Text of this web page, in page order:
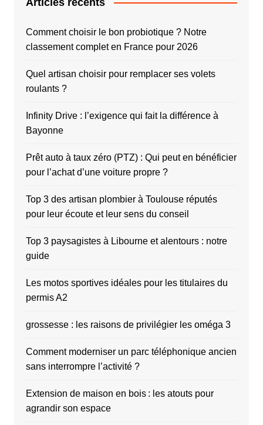
Comment choisir le bon probiotique ? Notre
classement complet en France pour 2026
Quel artisan choisir pour remplacer ses volets
roulants ?
Infinity Drive : l’exigence qui fait la différence à
Bayonne
Prêt auto à taux zéro (PTZ) : Qui peut en bénéficier
pour l’achat d’une voiture propre ?
Top 3 des artisan plombier à Toulouse réputés
pour leur écoute et leur sens du conseil
Top 3 paysagistes à Libourne et alentours : notre
guide
Les motos sportives idéales pour les titulaires du
permis A2
grossesse : les raisons de privilégier les oméga 3
Comment moderniser un parc téléphonique ancien
sans interrompre l’activité ?
Extension de maison en bois : les atouts pour
agrandir son espace